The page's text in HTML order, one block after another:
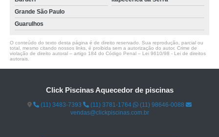
Grande São Paulo
Guarulhos
O conteúdo do texto desta página é de direito reservado. Sua reprodução, parcial ou
total, mesmo citando nossos links, é proibida sem a autorização do autor. Crime de
violação de direito autoral – artigo 184 do Código Penal – Lei 9610/98 - Lei de direitos
autorais
Click Piscinas Aquecedor de piscinas
(11) 3483-7393 (11) 3781-1764
(11) 98646-0088
vendas@clickpiscinas.com.br